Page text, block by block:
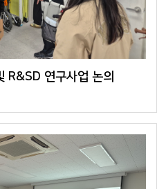
R&SD 연구사업 논의